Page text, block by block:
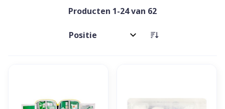
Producten 1-24van 62
Sorteer op: